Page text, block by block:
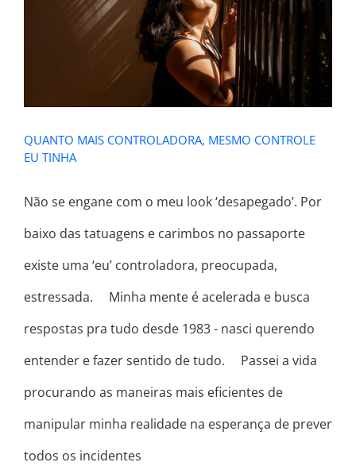
QUANTO MAIS CONTROLADORA,
MESMO CONTROLE EU TINHA
QUANTO MAIS CONTROLADORA, MESMO CONTROLE
EU TINHA
Não se engane com o meu look ‘desapegado’. Por
baixo das tatuagens e carimbos no passaporte
existe uma ‘eu’ controladora, preocupada,
estressada. ⠀ Minha mente é acelerada e busca
respostas pra tudo desde 1983 - nasci querendo
entender e fazer sentido de tudo. ⠀ Passei a vida
procurando as maneiras mais eficientes de
manipular minha realidade na esperança de prever
todos os incidentes